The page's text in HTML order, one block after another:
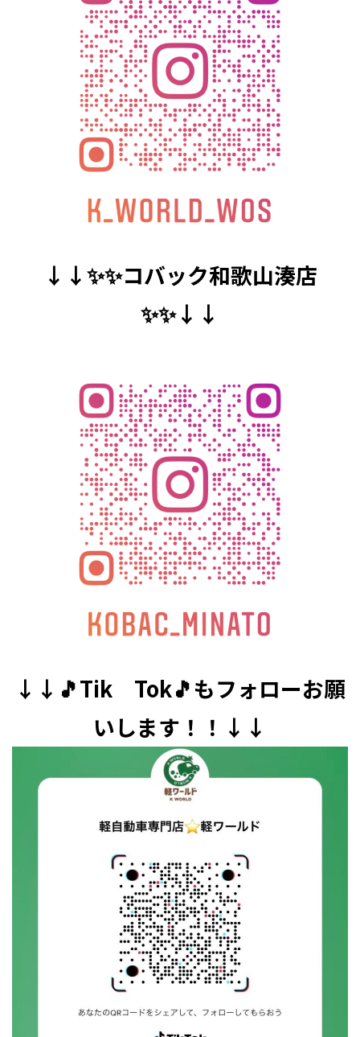
↓↓✨✨コバック和歌山湊店
✨✨↓↓
↓↓🎵Tik Tok🎵もフォローお願
いします！！↓↓